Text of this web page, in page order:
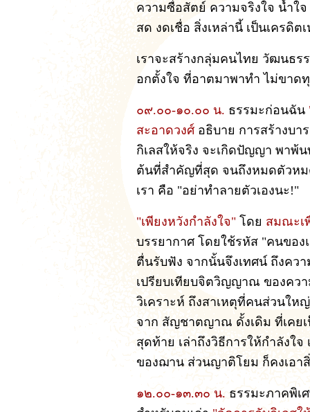
ความซื่อสัตย์ ความจริงใจ น้ำ
สด งดเชื่อ สิ่งเหล่านี้ เป็นเครดิ
เราจะสร้างกลุ่มคนไทย วัฒนธร
อกตั้งใจ ที่อาตมาพาทำ ไม่ขา
๐๙.๐๐-๑๐.๐๐ น. ธรรมะก่อนฉัน
สะอาดวงศ์ อธิบาย การสร้างบ
กิเลสให้จริง จะเกิดปัญญา พาพ้
ต้นที่สำคัญที่สุด จนถึงหมดตัวหม
เรา คือ "อย่าทำลายตัวเองนะ!"
"เพียงหวังกำลังใจ" โดย สมณะเ
บรรยากาศ โดยใช้รหัส "คนของ
ตื่นรับฟัง จากนั้นจึงเทศน์ ถึงคว
เปรียบเทียบจิตวิญญาณ ของควา
วิเคราะห์ ถึงสาเหตุที่คนส่วนให
จาก สัญชาตญาณ ดั้งเดิม ที่เคยเ
สุดท้าย เล่าถึงวิธีการให้กำลัง
ของฌาน ส่วนญาติโยม ก็คงเอา
๑๒.๐๐-๑๓.๓๐ น. ธรรมะภาคพิเ